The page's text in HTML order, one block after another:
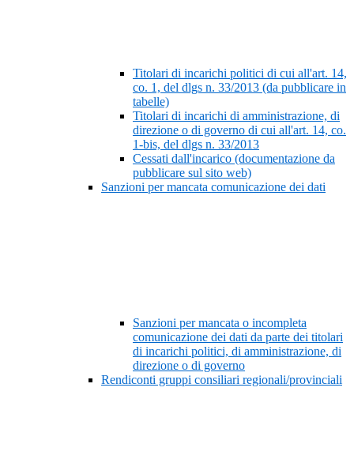
Titolari di incarichi politici di cui all'art. 14,
co. 1, del dlgs n. 33/2013 (da pubblicare in
tabelle)
Titolari di incarichi di amministrazione, di
direzione o di governo di cui all'art. 14, co.
1-bis, del dlgs n. 33/2013
Cessati dall'incarico (documentazione da
pubblicare sul sito web)
Sanzioni per mancata comunicazione dei dati
Sanzioni per mancata o incompleta
comunicazione dei dati da parte dei titolari
di incarichi politici, di amministrazione, di
direzione o di governo
Rendiconti gruppi consiliari regionali/provinciali